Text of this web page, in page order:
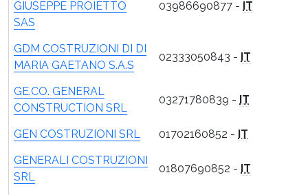
GIUSEPPE PROIETTO
SAS
03986690877 - IT
GDM COSTRUZIONI DI DI
MARIA GAETANO S.A.S
02333050843 - IT
GE.CO. GENERAL
CONSTRUCTION SRL
03271780839 - IT
GEN COSTRUZIONI SRL 01702160852 - IT
GENERALI COSTRUZIONI
SRL
01807690852 - IT